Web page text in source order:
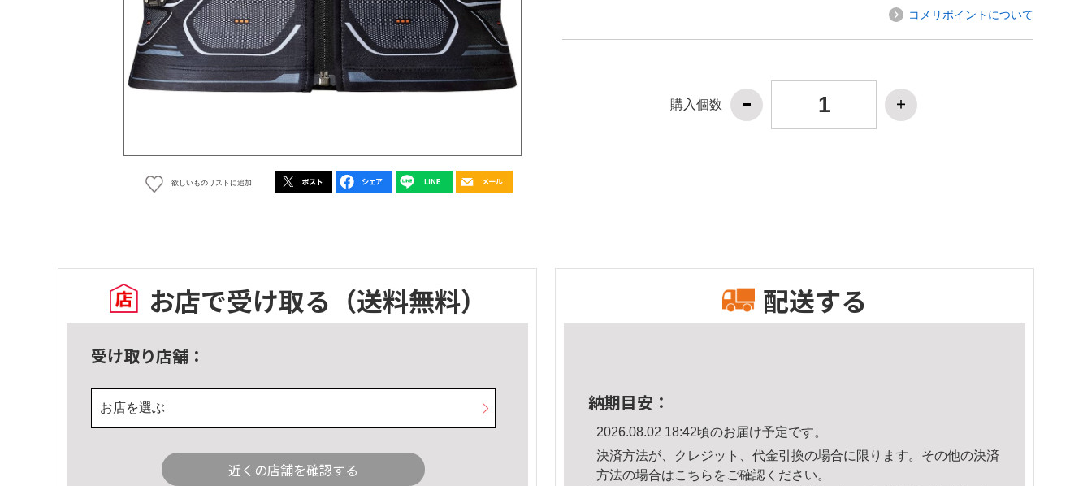
欲しいものリストに追加
コメリポイントについて
購入個数
お店で受け取る （送料無料）
受け取り店舗：
お店を選ぶ
近くの店舗を確認する
配送する
納期目安：
2026.08.02 18:42頃のお届け予定です。
決済方法が、クレジット、代金引換の場合に限ります。その他の決済
方法の場合はこちら をご確認ください。